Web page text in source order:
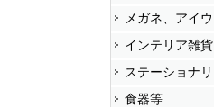
メガネ、アイ
インテリア雑貨
ステーショナ
食器等